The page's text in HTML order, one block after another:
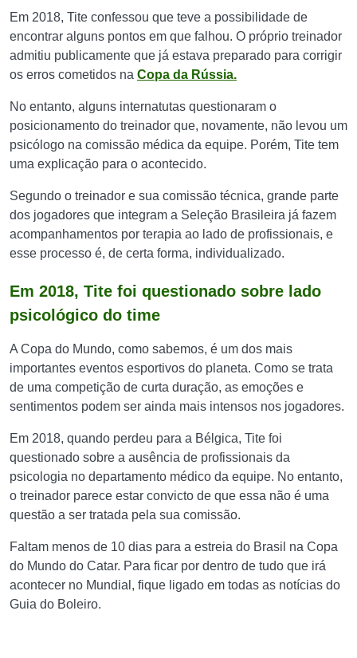
Em 2018, Tite confessou que teve a possibilidade de
encontrar alguns pontos em que falhou. O próprio treinador
admitiu publicamente que já estava preparado para corrigir
os erros cometidos na Copa da Rússia.
No entanto, alguns internatutas questionaram o
posicionamento do treinador que, novamente, não levou um
psicólogo na comissão médica da equipe. Porém, Tite tem
uma explicação para o acontecido.
Segundo o treinador e sua comissão técnica, grande parte
dos jogadores que integram a Seleção Brasileira já fazem
acompanhamentos por terapia ao lado de profissionais, e
esse processo é, de certa forma, individualizado.
Em 2018, Tite foi questionado sobre lado
psicológico do time
A Copa do Mundo, como sabemos, é um dos mais
importantes eventos esportivos do planeta. Como se trata
de uma competição de curta duração, as emoções e
sentimentos podem ser ainda mais intensos nos jogadores.
Em 2018, quando perdeu para a Bélgica, Tite foi
questionado sobre a ausência de profissionais da
psicologia no departamento médico da equipe. No entanto,
o treinador parece estar convicto de que essa não é uma
questão a ser tratada pela sua comissão.
Faltam menos de 10 dias para a estreia do Brasil na Copa
do Mundo do Catar. Para ficar por dentro de tudo que irá
acontecer no Mundial, fique ligado em todas as notícias do
Guia do Boleiro.